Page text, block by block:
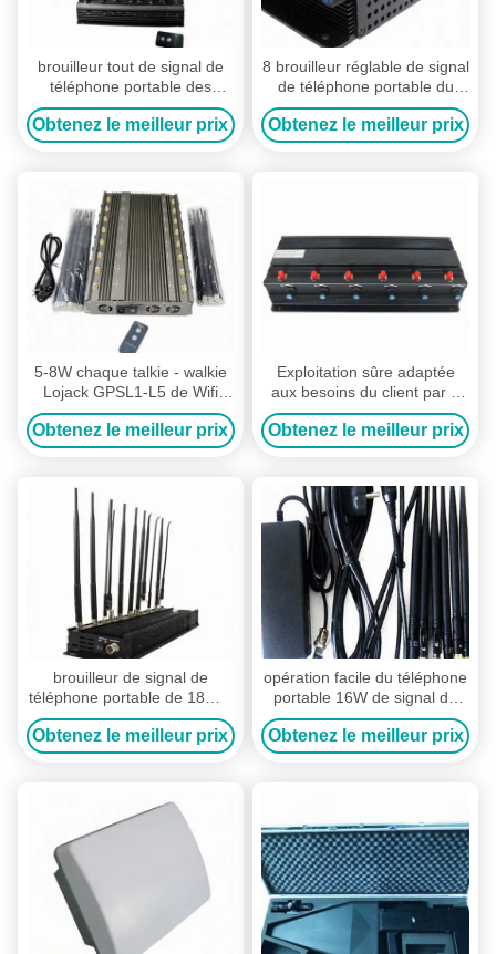
brouilleur tout de signal de
téléphone portable des
antennes 47W 18 dans un
fonctionnement d'arrêt de
conception non
Obtenez le meilleur prix
8 brouilleur réglable de signal
de téléphone portable du
brouilleur 2G 3G 4G 5G de
signal de téléphone portable
de puissance de rf
Obtenez le meilleur prix
5-8W chaque talkie - walkie
Lojack GPSL1-L5 de Wifi
2.4G Bluetooth de brouilleur
de signal de téléphone
portable de bande
Obtenez le meilleur prix
Exploitation sûre adaptée
aux besoins du client par rf
réglable de fréquence du
brouilleur 6 de signal de
téléphone portable de
Obtenez le meilleur prix
brouilleur de signal de
téléphone portable de 18W 8
rf évitant bloquant des
secteurs adjacents
Obtenez le meilleur prix
opération facile du téléphone
portable 16W de signal du
brouilleur 50m de chaîne
d'intérieur fixe de couverture
Obtenez le meilleur prix